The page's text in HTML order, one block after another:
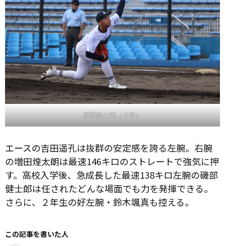
磯部健士郎（３年）
エースの吉田遥孔は抜群の安定感を誇る左腕。右腕
の増田煌太朗は最速146キロのストレートで強気に押
す。高校入学後、急成長した最速138キロ左腕の磯部
健士郎は任されたどんな場面でも力を発揮できる。
さらに、２年生の好左腕・鈴木颯真も控える。
この記事を書いた人